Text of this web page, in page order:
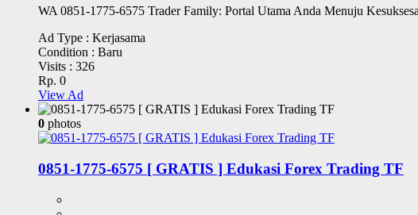
WA 0851-1775-6575 Trader Family: Portal Utama Anda Menuju
Ad Type : Kerjasama
Condition : Baru
Visits : 326
Rp. 0
View Ad
0 photos
0851-1775-6575 [ GRATIS ] Edukasi Forex Trading TF